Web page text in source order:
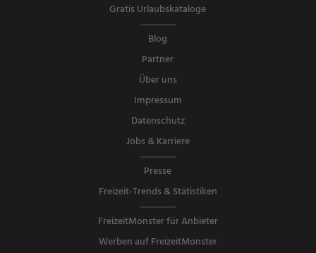
Gratis Urlaubskataloge
Blog
Partner
Über uns
Impressum
Datenschutz
Jobs & Karriere
Presse
Freizeit-Trends & Statistiken
FreizeitMonster für Anbieter
Werben auf FreizeitMonster